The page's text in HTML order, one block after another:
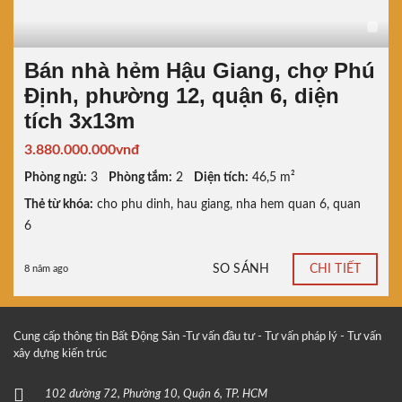
Bán nhà hẻm Hậu Giang, chợ Phú
Định, phường 12, quận 6, diện
tích 3x13m
3.880.000.000vnđ
Phòng ngủ: 3 Phòng tắm: 2 Diện tích: 46,5 m²
Thẻ từ khóa: cho phu dinh, hau giang, nha hem quan 6, quan
6
8 năm ago SO SÁNH CHI TIẾT
Cung cấp thông tin Bất Động Sản -Tư vấn đầu tư - Tư vấn pháp lý - Tư vấn
xây dựng kiến trúc
102 đường 72, Phường 10, Quận 6, TP. HCM